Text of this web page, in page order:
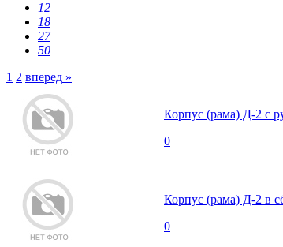
12
18
27
50
1 2 вперед »
Корпус (рама) Д-2 с
0
Корпус (рама) Д-2 в
0